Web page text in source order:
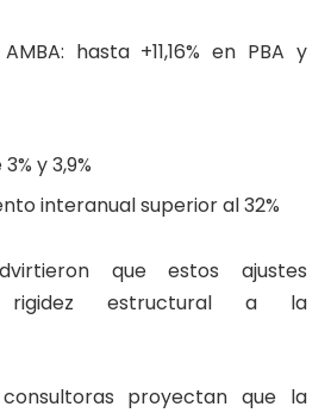
hasta +11,16% en PBA y
y 3,9%
interanual superior al 32%
que estos ajustes
rigidez estructural a la
proyectan que la